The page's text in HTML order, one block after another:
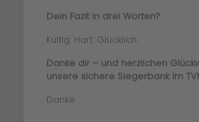
Dein Fazit in drei Worten?
Kultig. Hart. Glücklich.
Danke dir – und herzlichen
unsere sichere Siegerbank im
Danke